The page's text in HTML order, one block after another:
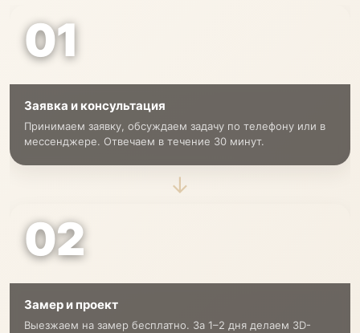
01
Заявка и консультация
Принимаем заявку, обсуждаем задачу по телефону или в
мессенджере. Отвечаем в течение 30 минут.
→
02
Замер и проект
Выезжаем на замер бесплатно. За 1–2 дня делаем 3D-